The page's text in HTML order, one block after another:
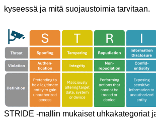
kyseessä ja mitä suojaustoimia tarvitaan.
STRIDE -mallin mukaiset uhkakategoriat